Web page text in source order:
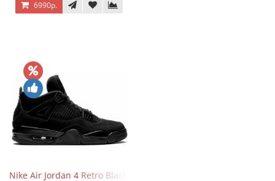
6990р.
Nike Air Jordan 4 Retro Black Cat